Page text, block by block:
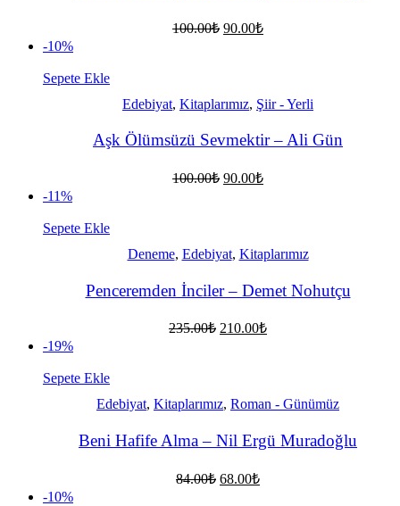
100.00₺ Orijinal
90.00₺Şu
-10%
Sepete Ekle
Edebiyat, Kitaplarımız, Şiir - Yerli
Aşk Ölümsüzü Sevmektir – Ali Gün
100.00₺ Orijinal
90.00₺Şu
-11%
Sepete Ekle
Deneme, Edebiyat, Kitaplarımız
Penceremden İnciler – Demet Nohutçu
235.00₺ Orijinal
210.00₺Şu
-19%
Sepete Ekle
Edebiyat, Kitaplarımız, Roman - Günümüz
Beni Hafife Alma – Nil Ergü Muradoğlu
84.00₺ Orijinal
68.00₺Şu
-10%